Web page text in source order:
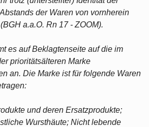
der Waren von vornherein
a.a.O. Rn 17 - ZOOM).
es auf Beklagtenseite auf die im
prioritätsälteren Marke
an. Die Marke ist für folgende Waren
und deren Ersatzprodukte;
Wursthäute; Nicht lebende